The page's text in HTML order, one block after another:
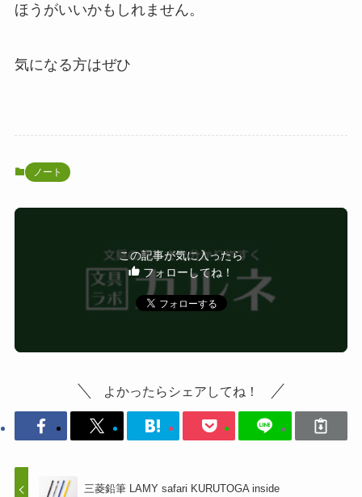
ほうがいいかもしれません。
気になる方はぜひ
ノート
この記事が気に入ったら
フォローしてね！
よかったらシェアしてね！
三菱鉛筆 LAMY safari KURUTOGA inside